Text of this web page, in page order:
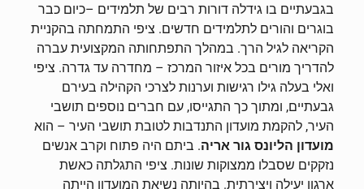
בגבעתיים בו גידלה דורות רבים של תלמידים –כיום כבר
בוגרים והורים לתלמידים חדשים. ציפי התמחתה בהקניית
הקריאה לגיל הרך. במהלך התפתחותה המקצועית עברה
להדריך מורים בכל איזור המרכז – מחדרה עד גדרה. ציפי
ואלי בעלה גילו רגישות וערנות לצרכי הקהילה בעירם
גבעתיים, ומתוך כך התגייסו, עם חברים נוספים תושבי
העיר, להקמת מועדון התנדבות לטובת תושבי העיר – הוא
מועדון הליונס גור אריה. ביתם היה פתוח וקרב אנשים
נזקקים שסבלו ממצוקות שונות. ציפי התגלתה כאשת
ארגון יעילה ויצירתית. בהיותה נשיאת המועדון הייתה